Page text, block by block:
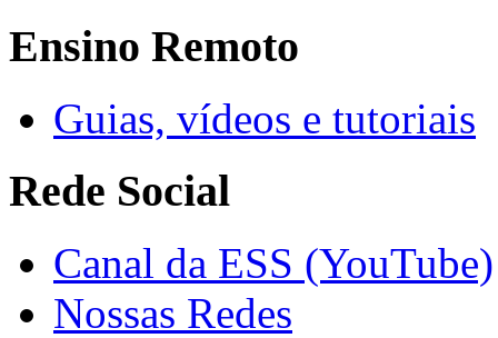
Ensino Remoto
Guias, vídeos e tutoriais
Rede Social
Canal da ESS (YouTube)
Nossas Redes